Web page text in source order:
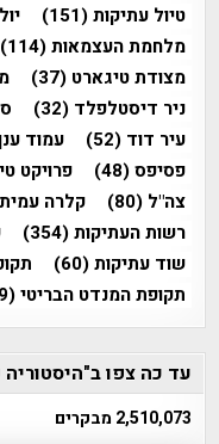
טיול עתיקות(151)
מלחמת העצמאות(114)
מצודת טיגארט (37)
ניר דיסטלפלד (32)
עיר דוד (52) עמוד
פסיפס(48) פרויקט
צה"ל (80) קלרה עמית
רשות העתיקות(354)
שוד עתיקות(60)
תקופת המנדט הבריטי(129)
עד כה צפו
2,510,073 מבקרים